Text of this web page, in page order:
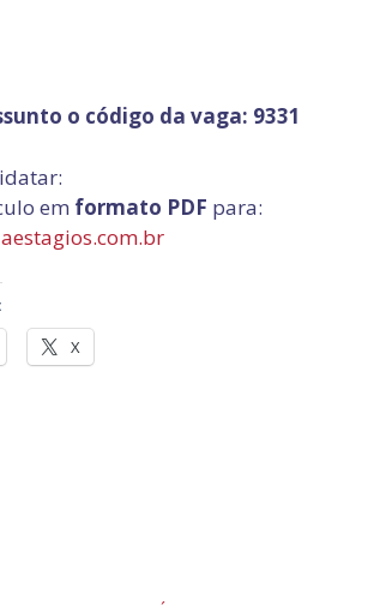
o código da vaga: 9331
em formato PDF para:
X